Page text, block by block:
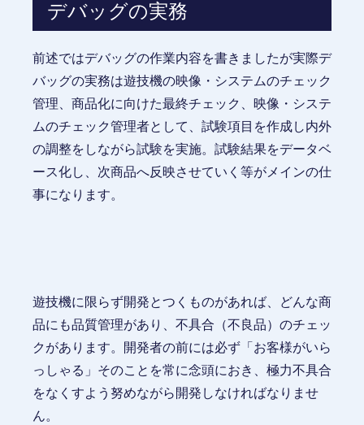
デバッグの実務
前述ではデバッグの作業内容を書きましたが実際デ
バッグの実務は遊技機の映像・システムのチェック
管理、商品化に向けた最終チェック、映像・システ
ムのチェック管理者として、試験項目を作成し内外
の調整をしながら試験を実施。試験結果をデータベ
ース化し、次商品へ反映させていく等がメインの仕
事になります。
遊技機に限らず開発とつくものがあれば、どんな商
品にも品質管理があり、不具合（不良品）のチェッ
クがあります。開発者の前には必ず「お客様がいら
っしゃる」そのことを常に念頭におき、極力不具合
をなくすよう努めながら開発しなければなりませ
ん。